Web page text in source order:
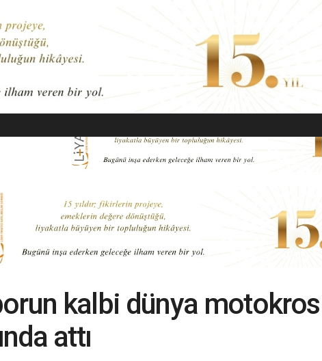
İŞ DÜNYASI EKONOMI MODA GÜZELLIK YAŞAM
kalbi dünya motokros
attı